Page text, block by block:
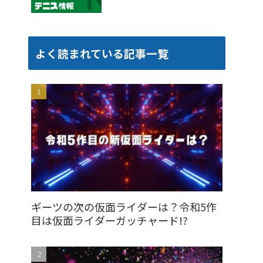
よく読まれている記事一覧
ギーツの次の仮面ライダーは？令和5作
目は仮面ライダーガッチャード!?